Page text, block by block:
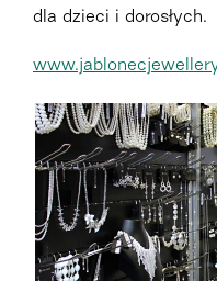
dla dzieci i dorosłych.